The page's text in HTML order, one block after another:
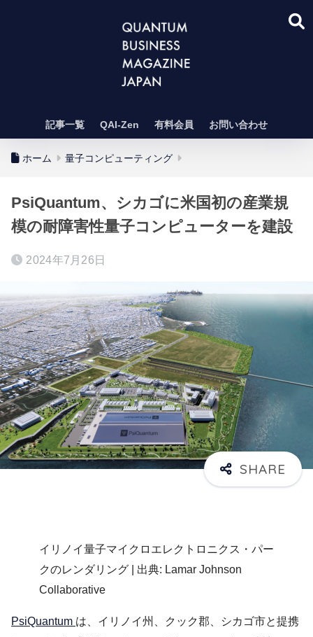
記事一覧 QAI-Zen 有料会員 お問い合わせ
ホーム 量子コンピューティング
PsiQuantum、シカゴに米国初の産業規
模の耐障害性量子コンピューターを建設
2024年7月26日
イリノイ量子マイクロエレクトロニクス・パー
クのレンダリング | 出典: Lamar Johnson
Collaborative
PsiQuantum は、イリノイ州、クック郡、シカゴ市と提携